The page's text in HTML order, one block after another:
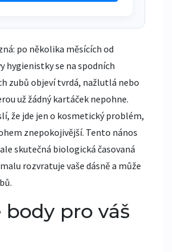
po několika měsících od
hygienistky se na spodních
zubů objeví tvrdá, nažlutlá nebo
už žádný kartáček nepohne.
že jde jen o kosmetický problém,
znepokojivější. Tento nános
skutečná biologická časovaná
rozvratuje vaše dásně a může
body pro váš